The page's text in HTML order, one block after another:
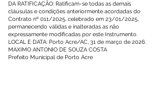
DA RATIFICAÇÃO: Ratificam-se todas as demais
cláusulas e condições anteriormente acordadas do
Contrato nº 011/2025, celebrado em 23/01/2025,
permanecendo válidas e inalteradas as não
expressamente modificadas por este Instrumento.
LOCAL E DATA: Porto Acre/AC, 31 de março de 2026.
MAXIMO ANTONIO DE SOUZA COSTA
Prefeito Municipal de Porto Acre